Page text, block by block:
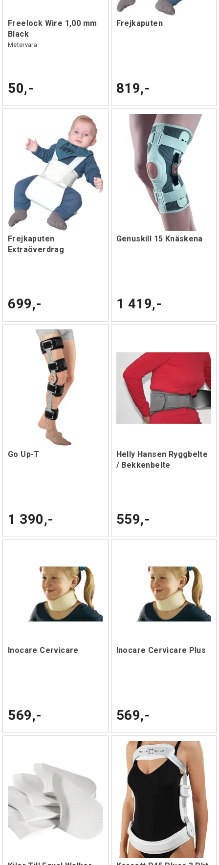
Freelock Wire 1,00 mm
Black
Metervara
50,-
Frejkaputen
819,-
Frejkaputen
Extraöverdrag
699,-
Genuskill 15 Knäskena
1 419,-
Go Up-T
1 390,-
Helly Hansen Ryggbelte
/ Bekkenbelte
559,-
Inocare Cervicare
569,-
Inocare Cervicare Plus
569,-